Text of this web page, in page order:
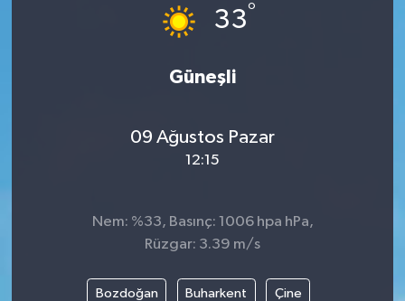
33°
Güneşli
09 Ağustos Pazar
12:15
Nem: %33, Basınç: 1006 hpa hPa,
Rüzgar: 3.39 m/s
Bozdoğan Buharkent Çine
Yaşam